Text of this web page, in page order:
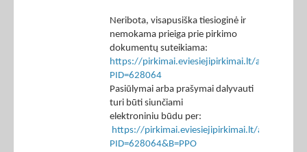
Neribota, visapusiška tiesioginė ir
nemokama prieiga prie pirkimo
dokumentų suteikiama:
https://pirkimai.eviesiejipirkimai.lt/app/rfq/
PID=628064
Pasiūlymai arba prašymai dalyvauti
turi būti siunčiami
elektroniniu būdu per:
https://pirkimai.eviesiejipirkimai.lt/app/rfq/
PID=628064&B=PPO